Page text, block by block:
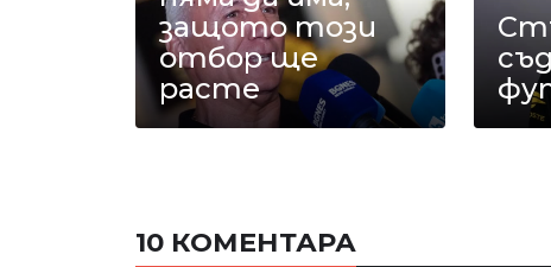
защото този
отбор ще
расте
10 КОМЕНТАРА